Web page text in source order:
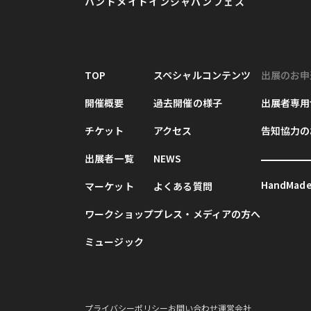
TOP
開催概要
チケット
出展者一覧
マーケット
ワークショップ
ミュージック
スペシャルコンテンツ
過去開催の様子
アクセス
NEWS
よくある質問
プレス・メディアの方へ
出展のお
出展者専
告知協力
プライバシーポリシーお問い合わせ運営会社